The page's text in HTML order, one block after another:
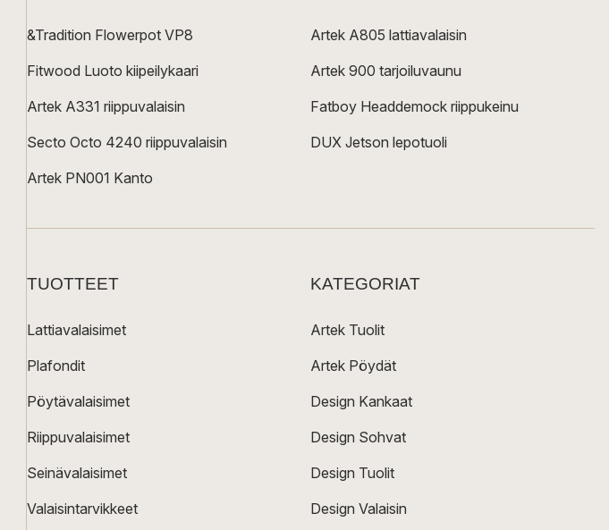
&Tradition Flowerpot VP8
Fitwood Luoto kiipeilykaari
Artek A331 riippuvalaisin
Secto Octo 4240 riippuvalaisin
Artek PN001 Kanto
Artek A805 lattiavalaisin
Artek 900 tarjoiluvaunu
Fatboy Headdemock riippukeinu
DUX Jetson lepotuoli
TUOTTEET
Lattiavalaisimet
Plafondit
Pöytävalaisimet
Riippuvalaisimet
Seinävalaisimet
Valaisintarvikkeet
KATEGORIAT
Artek Tuolit
Artek Pöydät
Design Kankaat
Design Sohvat
Design Tuolit
Design Valaisin